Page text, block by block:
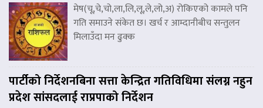
मेष(चू,चे,चो,ला,लि,लू,ले,लो,अ) रोकिएको कामले पनि
गति समाउने संकेत छ। खर्च र आम्दानीबीच सन्तुलन
मिलाउँदा मन ढुक्क
पार्टीको निर्देशनबिना सत्ता केन्द्रित गतिविधिमा संलग्न नहुन
प्रदेश सांसदलाई राप्रपाको निर्देशन